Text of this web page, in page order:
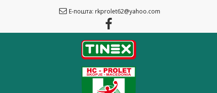
Е-пошта: rkprolet62@yahoo.com